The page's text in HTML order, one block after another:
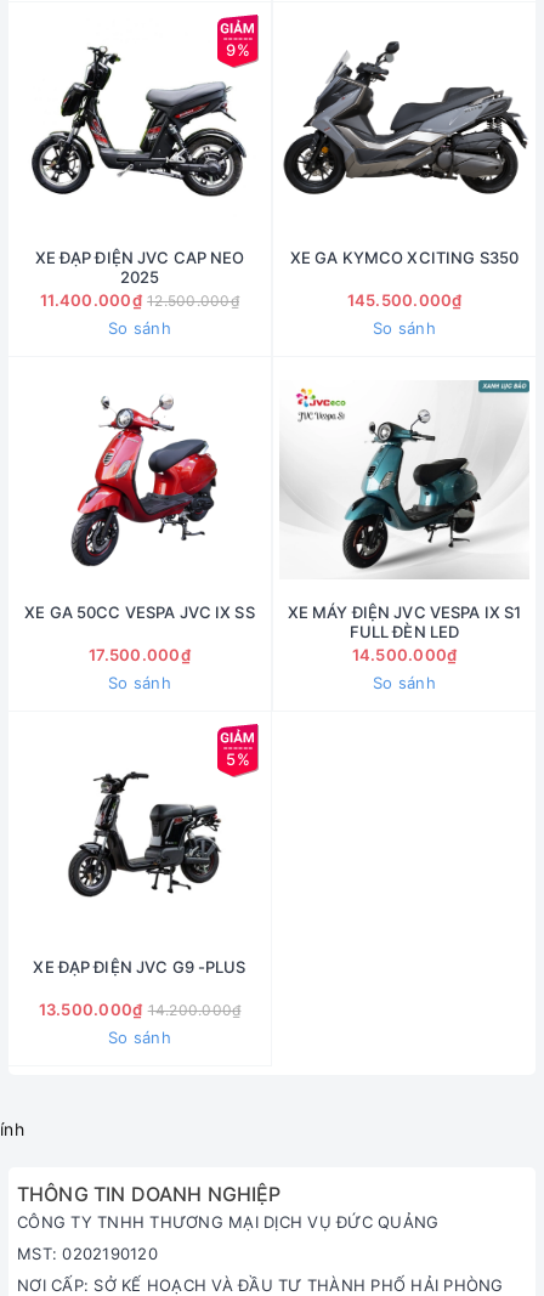
9%
XE ĐẠP ĐIỆN JVC CAP NEO
2025
11.400.000₫ 12.500.000₫
So sánh
XE GA KYMCO XCITING S350
145.500.000₫
So sánh
XE GA 50CC VESPA JVC IX SS
17.500.000₫
So sánh
XE MÁY ĐIỆN JVC VESPA IX S1
FULL ĐÈN LED
14.500.000₫
So sánh
5%
XE ĐẠP ĐIỆN JVC G9 -PLUS
13.500.000₫ 14.200.000₫
So sánh
ính
THÔNG TIN DOANH NGHIỆP
CÔNG TY TNHH THƯƠNG MẠI DỊCH VỤ ĐỨC QUẢNG
MST: 0202190120
NƠI CẤP: SỞ KẾ HOẠCH VÀ ĐẦU TƯ THÀNH PHỐ HẢI PHÒNG